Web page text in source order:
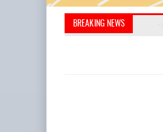
BREAKING NEWS